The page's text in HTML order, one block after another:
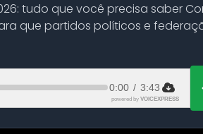
tudo que você precisa saber
que partidos políticos e
0:00 / 3:43
powered by VOICEXPRESS